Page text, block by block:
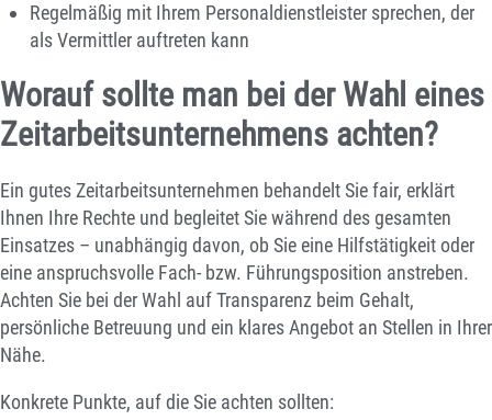
Regelmäßig mit Ihrem Personaldienstleister sprechen, der
als Vermittler auftreten kann
Worauf sollte man bei der Wahl eines
Zeitarbeitsunternehmens achten?
Ein gutes Zeitarbeitsunternehmen behandelt Sie fair, erklärt
Ihnen Ihre Rechte und begleitet Sie während des gesamten
Einsatzes – unabhängig davon, ob Sie eine Hilfstätigkeit oder
eine anspruchsvolle Fach- bzw. Führungsposition anstreben.
Achten Sie bei der Wahl auf Transparenz beim Gehalt,
persönliche Betreuung und ein klares Angebot an Stellen in Ihrer
Nähe.
Konkrete Punkte, auf die Sie achten sollten: